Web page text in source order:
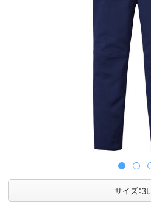
サイズ：3L